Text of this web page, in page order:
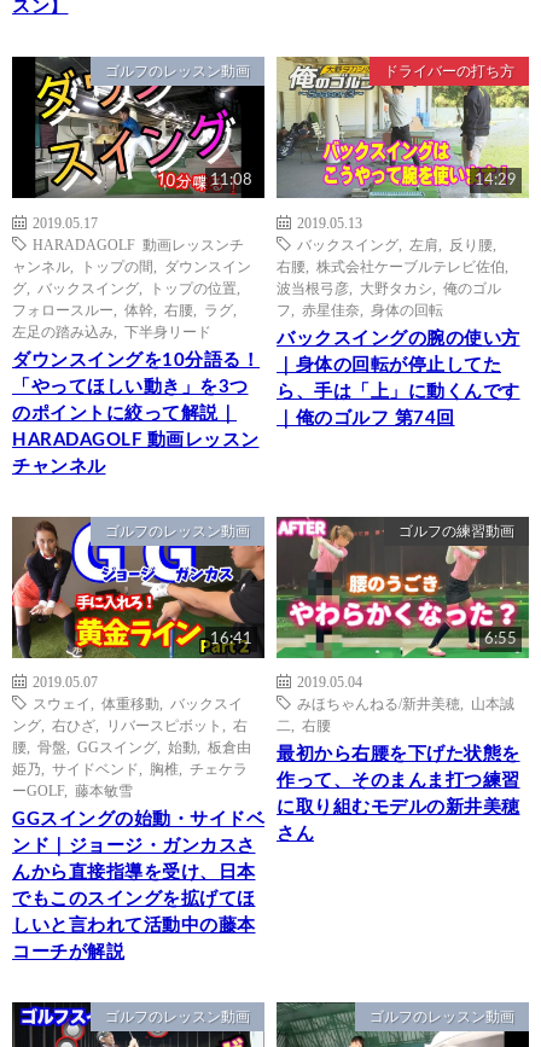
スン】
ゴルフのレッスン動画
11:08
2019.05.17
HARADAGOLF 動画レッスンチ
ャンネル
トップの間
ダウンスイン
グ
バックスイング トップの位置
フォロースルー
体幹 右腰 ラグ
左足の踏み込み
下半身リード
ダウンスイングを10分語る！
「やってほしい動き」を3つ
のポイントに絞って解説｜
HARADAGOLF 動画レッスン
チャンネル
ドライバーの打ち方
14:29
2019.05.13
バックスイング
左肩 反り腰
右腰
株式会社ケーブルテレビ佐伯
波当根弓彦
大野タカシ
俺のゴル
フ
赤星佳奈 身体の回転
バックスイングの腕の使い方
｜身体の回転が停止してた
ら、手は「上」に動くんです
｜俺のゴルフ 第74回
ゴルフのレッスン動画
16:41
2019.05.07
スウェイ
体重移動
バックスイ
ング
右ひざ リバースピボット
右
腰
骨盤 GGスイング 始動
板倉由
姫乃
サイドベンド 胸椎
チェケラ
ーGOLF, 藤本敏雪
GGスイングの始動・サイドベ
ンド｜ジョージ・ガンカスさ
んから直接指導を受け、日本
でもこのスイングを拡げてほ
しいと言われて活動中の藤本
コーチが解説
ゴルフの練習動画
6:55
2019.05.04
みほちゃんねる/新井美穂
山本誠
二
右腰
最初から右腰を下げた状態を
作って、そのまんま打つ練習
に取り組むモデルの新井美穂
さん
ゴルフのレッスン動画 ゴルフのレッスン動画